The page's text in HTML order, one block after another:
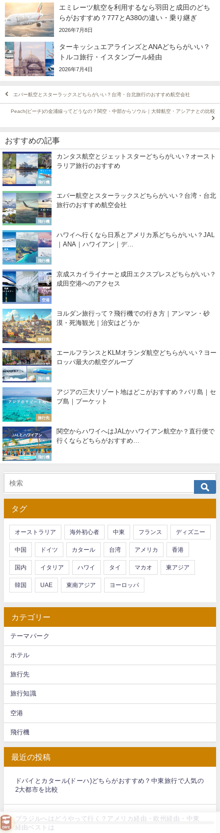
エミレーツ航空を利用するなら羽田と成田のどち
らがおすすめ？777とA380の違い・乗り継ぎ
2026年7月8日
ターキッシュエアラインズとANAどちらがいい？
トルコ旅行・イスタンブール経由
2026年7月4日
エバー航空とスターラックスどちらがいい？台湾・台北旅行のおすすめ航空会社
Peach(ピーチ)の金浦線ってどうなの？関空・中部からソウル｜大韓航空・アシアナとの比較
おすすめの記事
飛行機
カンタス航空とジェットスターどちらがいい？オースト
ラリア旅行のおすすめ
飛行機
エバー航空とスターラックスどちらがいい？台湾・台北
旅行のおすすめ航空会社
飛行機
ハワイへ行くなら日系とアメリカ系どちらがいい？JAL
｜ANA｜ハワイアン｜デ…
空港
京成スカイライナーと成田エクスプレスどちらがいい？
成田空港へのアクセス
旅行先
ヨルダン旅行って？飛行機での行き方｜アンマン・砂
漠・死海観光｜治安はどうか
飛行機
エールフランスとKLMオランダ航空どちらがいい？ヨー
ロッパ最大の航空グループ
旅行先
アジアの三大リゾート地はどこがおすすめ？バリ島｜セ
ブ島｜プーケット
飛行機
関空からハワイへはJALかハワイアン航空か？直行便で
行くならどちらがおすすめ…
タグ
オーストラリア 海外初心者 中東 フランス ディズニー
中国 ドイツ カタール 台湾 アメリカ 香港
国内 イタリア ハワイ タイ マカオ 東アジア
韓国 UAE 東南アジア ヨーロッパ
カテゴリー
テーマパーク
ホテル
旅行先
旅行知識
空港
飛行機
最近の投稿
ドバイとカタール(ドーハ)どちらがおすすめ？中東旅行で人気の
2大都市を比較
ブラジルへはどうやって行く？アメリカ経由・欧州経由・中東
経由ベストは